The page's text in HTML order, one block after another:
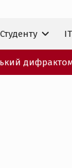
Студенту